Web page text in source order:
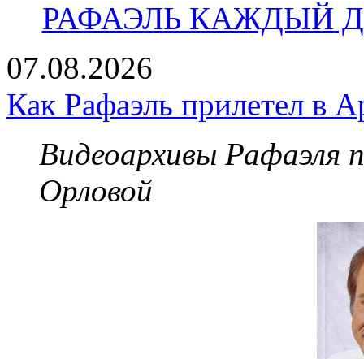
РАФАЭЛЬ КАЖДЫЙ
07.08.2026
Как Рафаэль прилетел в
Видеоархивы Рафаэля
Орловой